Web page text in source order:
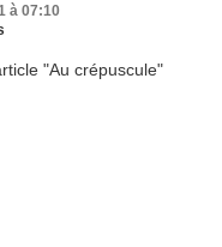
à 07:10